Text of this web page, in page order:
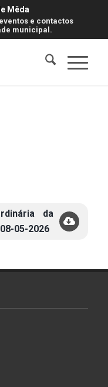
Mêda
e contactos
municipal.
da
05-2026